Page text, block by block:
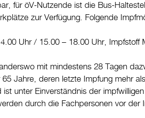
für öV-Nutzende ist die Bus-
zur Verfügung. Folgende
Uhr / 15.00 – 18.00 Uhr, Impfstoff
mit mindestens 28 Tagen
Jahre, deren letzte Impfung mehr
ist unter Einverständnis der
durch die Fachpersonen vor der